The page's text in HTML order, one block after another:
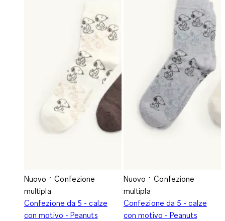
Nuovo
Confezione
multipla
Confezione da 5 - calze
con motivo - Peanuts
Nuovo
Confezione
multipla
Confezione da 5 - calze
con motivo - Peanuts